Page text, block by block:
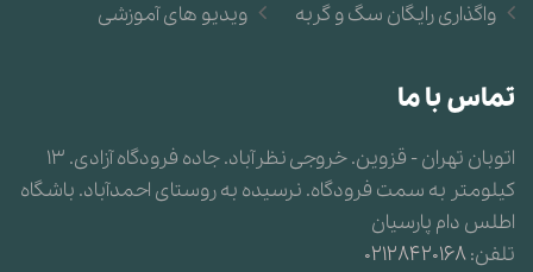
سرگرمی کردن سگ
تحرک در سگها
حواس پنجگانه سگ ها
رنگهای پوشش سگ
بررسی نقاط مختلف بدن سگ
ویدیو های آموزشی
واگذاری رایگان سگ و گربه
تماس با ما
اتوبان تهران - قزوین. خروجی نظرآباد. جاده فرودگاه آزادی. 13
کیلومتر به سمت فرودگاه. نرسیده به روستای احمدآباد. باشگاه
اطلس دام پارسیان
تلفن:02128420168